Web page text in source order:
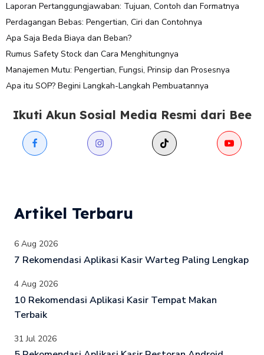
Laporan Pertanggungjawaban: Tujuan, Contoh dan Formatnya
Perdagangan Bebas: Pengertian, Ciri dan Contohnya
Apa Saja Beda Biaya dan Beban?
Rumus Safety Stock dan Cara Menghitungnya
Manajemen Mutu: Pengertian, Fungsi, Prinsip dan Prosesnya
Apa itu SOP? Begini Langkah-Langkah Pembuatannya
Ikuti Akun Sosial Media Resmi dari Bee
Artikel Terbaru
6 Aug 2026
7 Rekomendasi Aplikasi Kasir Warteg Paling Lengkap
4 Aug 2026
10 Rekomendasi Aplikasi Kasir Tempat Makan
Terbaik
31 Jul 2026